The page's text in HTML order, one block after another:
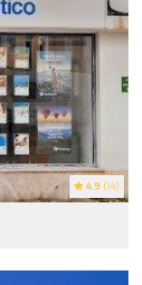
4.9 (14)